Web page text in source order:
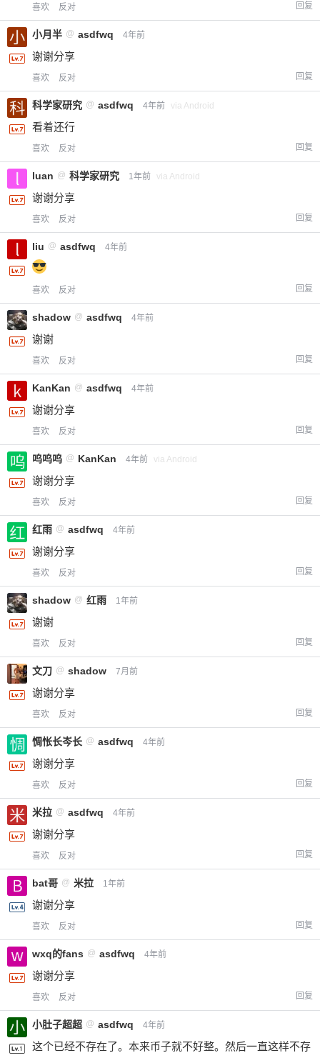
2 元 5
¥
喜欢 反对 回复
小月半 @ asdfwq 4年前
谢谢分享
喜欢 反对 回复
科学家研究 @ asdfwq 4年前 via Android
看着还行
喜欢 反对 回复
luan @ 科学家研究 1年前 via Android
谢谢分享
喜欢 反对 回复
liu @ asdfwq 4年前
喜欢 反对 回复
shadow @ asdfwq 4年前
谢谢
喜欢 反对 回复
KanKan @ asdfwq 4年前
谢谢分享
喜欢 反对 回复
呜呜呜 @ KanKan 4年前 via Android
谢谢分享
喜欢 反对 回复
红雨 @ asdfwq 4年前
谢谢分享
喜欢 反对 回复
shadow @ 红雨 1年前
谢谢
喜欢 反对 回复
文刀 @ shadow 7月前
谢谢分享
喜欢 反对 回复
惆怅长岑长 @ asdfwq 4年前
谢谢分享
喜欢 反对 回复
米拉 @ asdfwq 4年前
谢谢分享
喜欢 反对 回复
bat哥 @ 米拉 1年前
谢谢分享
喜欢 反对 回复
wxq的fans @ asdfwq 4年前
谢谢分享
喜欢 反对 回复
小肚子超超 @ asdfwq 4年前
这个已经不存在了。本来币子就不好整。然后一直这样不存